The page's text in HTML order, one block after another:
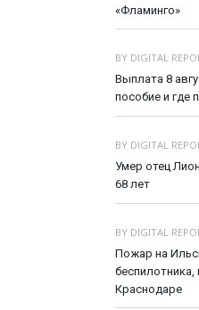
«Фламинго»
BY DIGITAL
Выплата 8
пособие и где
BY DIGITAL
Умер отец
68 лет
BY DIGITAL
Пожар на
Краснодаре